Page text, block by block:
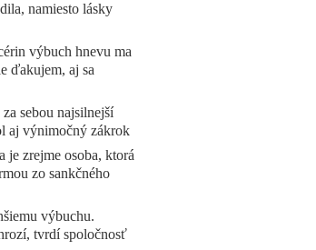
namiesto lásky
výbuch hnevu ma
ďakujem, aj sa
sebou najsilnejší
aj výnimočný zákrok
je zrejme osoba, ktorá
zo sankčného
výbuchu.
tvrdí spoločnosť